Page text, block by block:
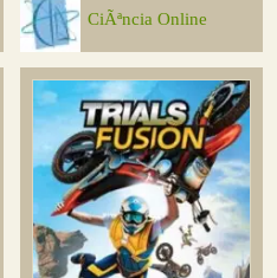
CiÃªncia Online